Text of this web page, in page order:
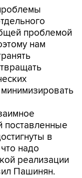
проблемой
нам
поставленные
в
надо
реализации
Пашинян.